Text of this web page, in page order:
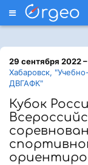
Меню
29 сентября 2022
Хабаровск,
ДВГАФК"
Кубок